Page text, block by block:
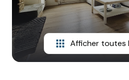
Afficher toutes